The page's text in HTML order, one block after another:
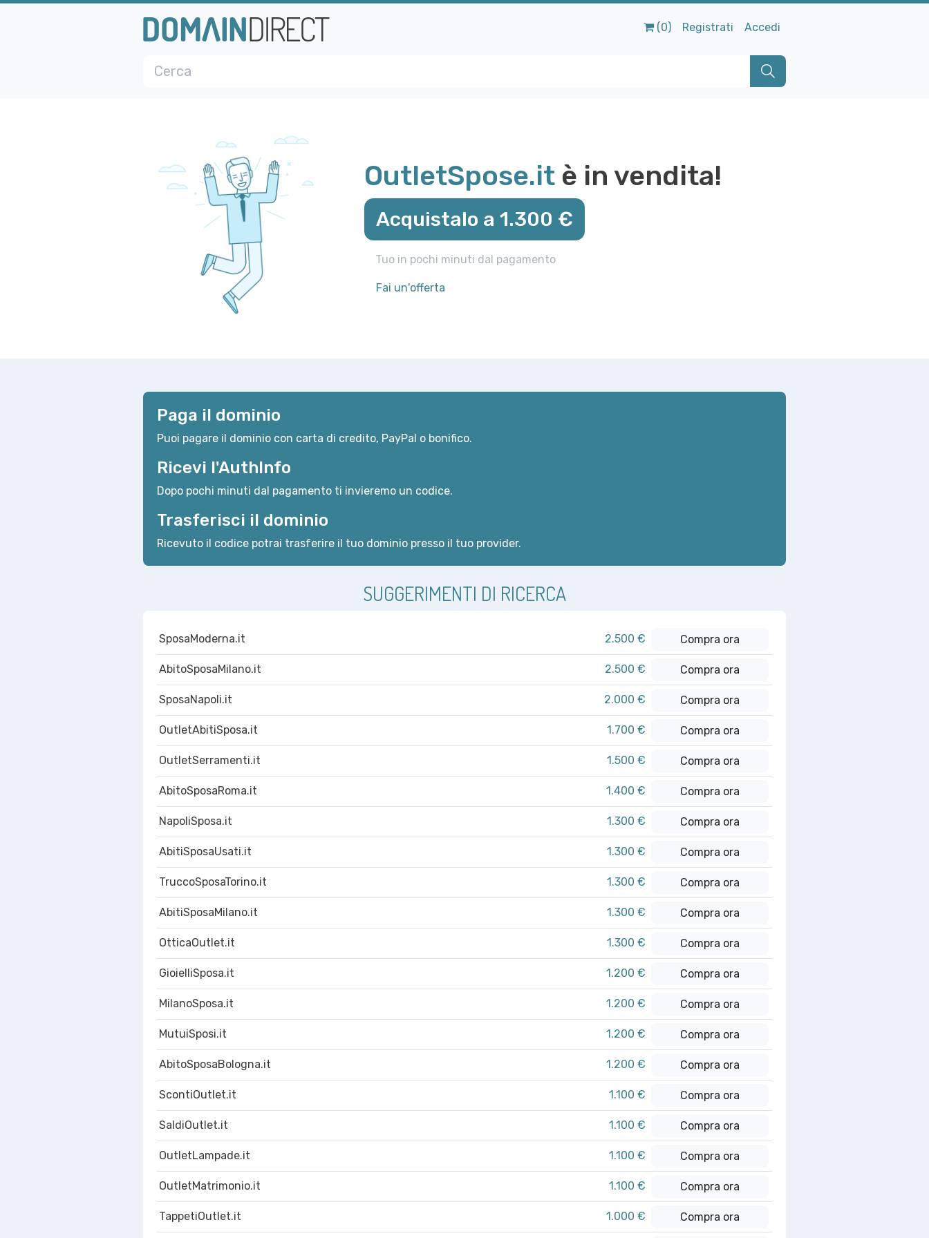
(0) Registrati Accedi
OutletSpose.itè in vendita!
Acquistalo a 1.300 €
Tuo in pochi minuti dal pagamento
Fai un'offerta
Paga il dominio
Puoi pagare il dominio con carta di credito, PayPal o bonifico.
Ricevi l'AuthInfo
Dopo pochi minuti dal pagamento ti invieremo un codice.
Trasferisci il dominio
Ricevuto il codice potrai trasferire il tuo dominio presso il tuo provider.
SUGGERIMENTI DI RICERCA
SposaModerna.it 2.500 € Compra ora
AbitoSposaMilano.it 2.500 € Compra ora
SposaNapoli.it 2.000 € Compra ora
OutletAbitiSposa.it 1.700 € Compra ora
OutletSerramenti.it 1.500 € Compra ora
AbitoSposaRoma.it 1.400 € Compra ora
NapoliSposa.it 1.300 € Compra ora
AbitiSposaUsati.it 1.300 € Compra ora
TruccoSposaTorino.it 1.300 € Compra ora
AbitiSposaMilano.it 1.300 € Compra ora
OtticaOutlet.it 1.300 € Compra ora
GioielliSposa.it 1.200 € Compra ora
MilanoSposa.it 1.200 € Compra ora
MutuiSposi.it 1.200 € Compra ora
AbitoSposaBologna.it 1.200 € Compra ora
ScontiOutlet.it 1.100 € Compra ora
SaldiOutlet.it 1.100 € Compra ora
OutletLampade.it 1.100 € Compra ora
OutletMatrimonio.it 1.100 € Compra ora
TappetiOutlet.it 1.000 € Compra ora